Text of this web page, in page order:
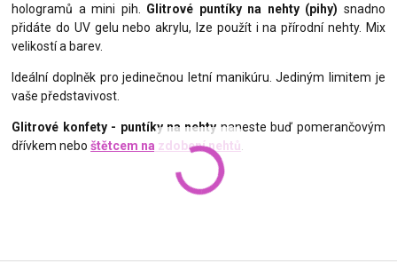
hologramů a mini pih. Glitrové puntíky na nehty (pihy) snadno
přidáte do UV gelu nebo akrylu, lze použít i na přírodní nehty. Mix
velikostí a barev.
Ideální doplněk pro jedinečnou letní manikúru. Jediným limitem je
vaše představivost.
Glitrové konfety - puntíky na nehty naneste buď pomerančovým
dřívkem neboštětcem na zdobení nehtů